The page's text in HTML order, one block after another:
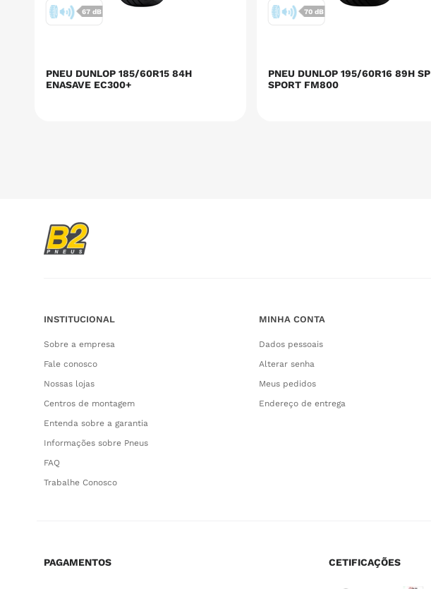
67 dB
PNEU DUNLOP 185/60R15 84H
ENASAVE EC300+
70 dB
PNEU DUNLOP 195/60R16 89H SP
SPORT FM800
INSTITUCIONAL
Sobre a empresa
Fale conosco
Nossas lojas
Centros de montagem
Entenda sobre a garantia
Informações sobre Pneus
FAQ
Trabalhe Conosco
MINHA CONTA
Dados pessoais
Alterar senha
Meus pedidos
Endereço de entrega
PAGAMENTOS CETIFICAÇÕES